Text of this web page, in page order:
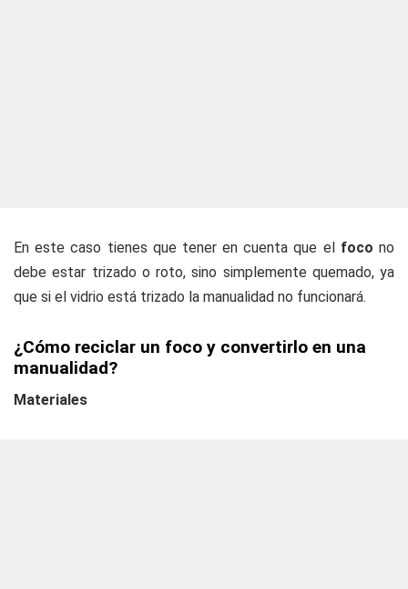
En este caso tienes que tener en cuenta que el focono
debe estar trizado o roto, sino simplemente quemado, ya
que si el vidrio está trizado la manualidad no funcionará.
¿Cómo reciclar un foco y convertirlo en una
manualidad?
Materiales